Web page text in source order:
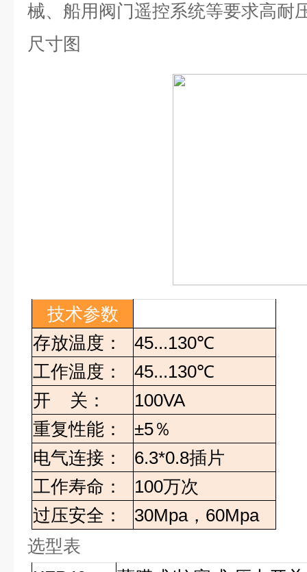
械、船用阀门遥控系统等要求高耐
尺寸图
技术参数
存放温度：
45...130℃
工作温度：
45...130℃
开 关：
100VA
重复性能：
±5％
电气连接：
6.3*0.8插片
工作寿命：
100万次
过压安全：
30Mpa， 60Mpa
选型表